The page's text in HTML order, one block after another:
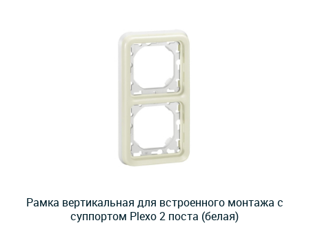
Рамка вертикальная для встроенного монтажа с
суппортом Plexo 2 поста (белая)